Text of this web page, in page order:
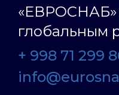
«ЕВРОСНАБ»
глобальным
+ 998 71 299